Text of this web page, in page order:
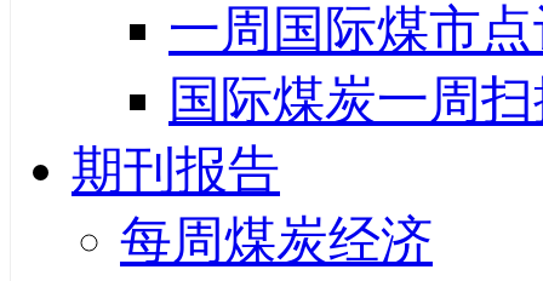
一周国际煤市
国际煤炭一周
期刊报告
每周煤炭经济